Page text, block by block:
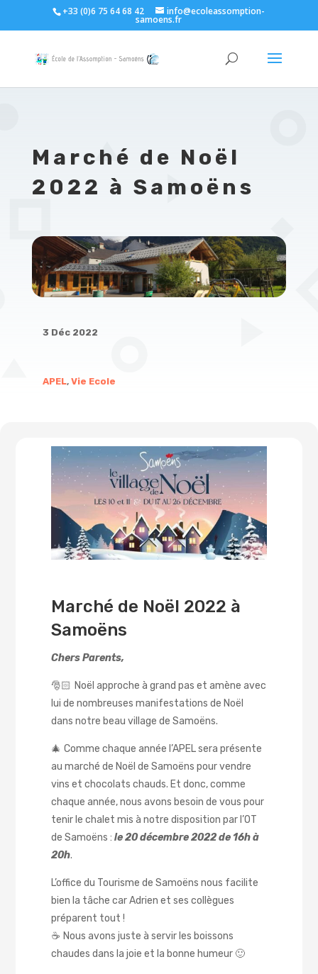
+33 (0)6 75 64 68 42 info@ecoleassomption-
samoens.fr
Marché de Noël
2022 à Samoëns
3 Déc 2022
APEL, Vie Ecole
Marché de Noël 2022 à
Samoëns
Chers Parents,
🎅🏻 Noël approche à grand pas et amène avec
lui de nombreuses manifestations de Noël
dans notre beau village de Samoëns.
🎄 Comme chaque année l’APEL sera présente
au marché de Noël de Samoëns pour vendre
vins et chocolats chauds. Et donc, comme
chaque année, nous avons besoin de vous pour
tenir le chalet mis à notre disposition par l’OT
de Samoëns :le 20 décembre 2022 de 16h à
20h.
L’office du Tourisme de Samoëns nous facilite
bien la tâche car Adrien et ses collègues
préparent tout !
☕ Nous avons juste à servir les boissons
chaudes dans la joie et la bonne humeur 🙂